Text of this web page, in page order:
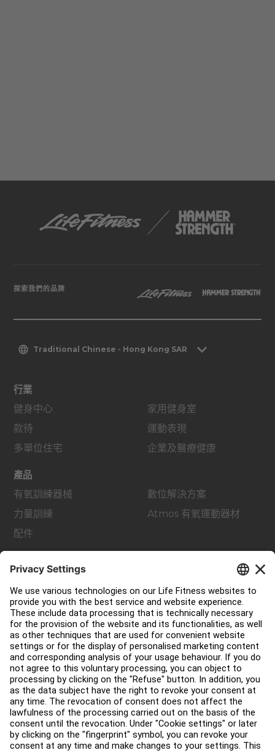
探索我們的品牌
Traditional Chinese - Hong Kong SAR
行業
健身中心
款待
多單位住宅
家用健身室
運動表現
企業及醫療健康
產品
有氧訓練器械
力量訓練
配件
數位解決方案
Atmos 有氧運動器材
服務中心
教育中心
關於我們
查找經銷商
尋找商店
法律
可及性